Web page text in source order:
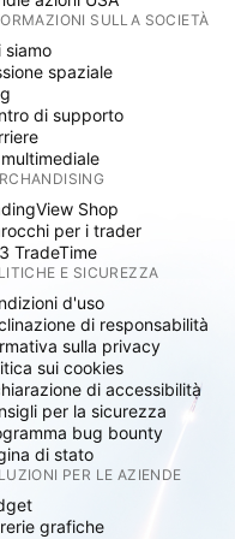
SULLA SOCIETÀ
siamo
spaziale
di supporto
Shop
per i trader
TradeTime
E SICUREZZA
d'uso
di responsabilità
sulla privacy
sui cookies
di accessibilità
per la sicurezza
bug bounty
di stato
PER LE AZIENDE
grafiche